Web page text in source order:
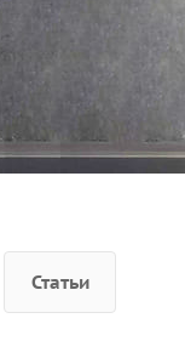
Статьи